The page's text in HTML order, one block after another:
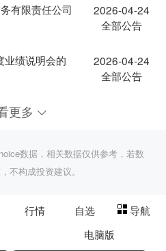
有限责任公司
2026-04-24
全部公告
绩说明会的
2026-04-24
全部公告
更多
数据，相关数据仅供参考，若数
不构成投资建议。
行情 自选
导航
电脑版